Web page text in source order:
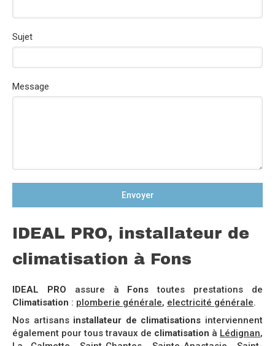
Sujet
Message
Envoyer
IDEAL PRO, installateur de
climatisation à Fons
IDEAL PRO assure à Fons toutes prestations de
Climatisation : plomberie générale, electricité générale.
Nos artisans installateur de climatisations interviennent
également pour tous travaux de climatisation à Lédignan,